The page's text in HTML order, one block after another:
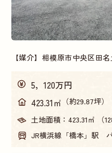
【媒介】相模原市中央区田
5，120万円
423.31㎡ （約29.87坪）
土地面積： 423.31㎡ （
JR横浜線「橋本」駅